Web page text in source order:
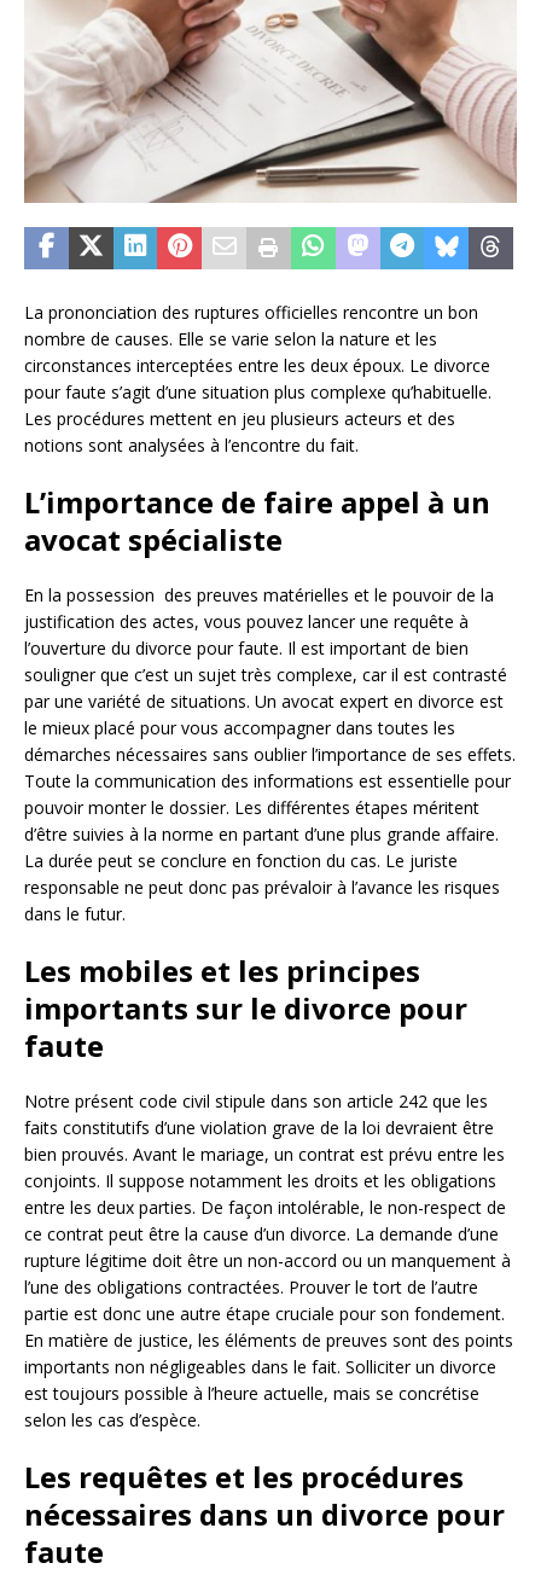
La prononciation des ruptures officielles rencontre un bon
nombre de causes. Elle se varie selon la nature et les
circonstances interceptées entre les deux époux. Le divorce
pour faute s’agit d’une situation plus complexe qu’habituelle.
Les procédures mettent en jeu plusieurs acteurs et des
notions sont analysées à l’encontre du fait.
L’importance de faire appel à un
avocat spécialiste
En la possession des preuves matérielles et le pouvoir de la
justification des actes, vous pouvez lancer une requête à
l’ouverture du divorce pour faute. Il est important de bien
souligner que c’est un sujet très complexe, car il est contrasté
par une variété de situations. Un avocat expert en divorce est
le mieux placé pour vous accompagner dans toutes les
démarches nécessaires sans oublier l’importance de ses effets.
Toute la communication des informations est essentielle pour
pouvoir monter le dossier. Les différentes étapes méritent
d’être suivies à la norme en partant d’une plus grande affaire.
La durée peut se conclure en fonction du cas. Le juriste
responsable ne peut donc pas prévaloir à l’avance les risques
dans le futur.
Les mobiles et les principes
importants sur le divorce pour
faute
Notre présent code civil stipule dans son article 242 que les
faits constitutifs d’une violation grave de la loi devraient être
bien prouvés. Avant le mariage, un contrat est prévu entre les
conjoints. Il suppose notamment les droits et les obligations
entre les deux parties. De façon intolérable, le non-respect de
ce contrat peut être la cause d’un divorce. La demande d’une
rupture légitime doit être un non-accord ou un manquement à
l’une des obligations contractées. Prouver le tort de l’autre
partie est donc une autre étape cruciale pour son fondement.
En matière de justice, les éléments de preuves sont des points
importants non négligeables dans le fait. Solliciter un divorce
est toujours possible à l’heure actuelle, mais se concrétise
selon les cas d’espèce.
Les requêtes et les procédures
nécessaires dans un divorce pour
faute